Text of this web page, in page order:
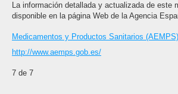
La información detallada y actualizada de este
disponible en la página Web de la Agencia
Medicamentos y Productos Sanitarios (AEMPS)
http://www.aemps.gob.es/
7 de 7